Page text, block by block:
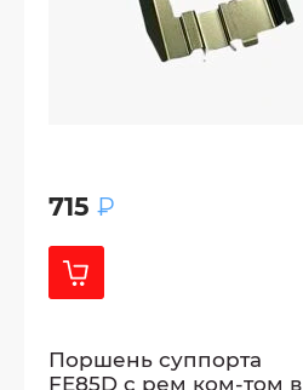
715 ₽
Поршень суппорта
FE85D c рем ком-том в